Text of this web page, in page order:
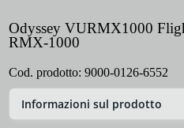
Odyssey VURMX1000
RMX-1000
Cod. prodotto: 9000-0126-6552
Informazioni sul prodotto